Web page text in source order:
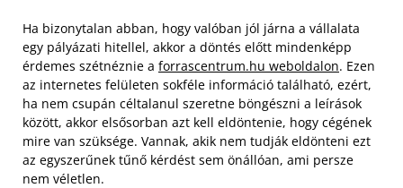
Ha bizonytalan abban, hogy valóban jól járna a vállalata
egy pályázati hitellel, akkor a döntés előtt mindenképp
érdemes szétnéznie a forrascentrum.hu weboldalon. Ezen
az internetes felületen sokféle információ található, ezért,
ha nem csupán céltalanul szeretne böngészni a leírások
között, akkor elsősorban azt kell eldöntenie, hogy cégének
mire van szüksége. Vannak, akik nem tudják eldönteni ezt
az egyszerűnek tűnő kérdést sem önállóan, ami persze
nem véletlen.